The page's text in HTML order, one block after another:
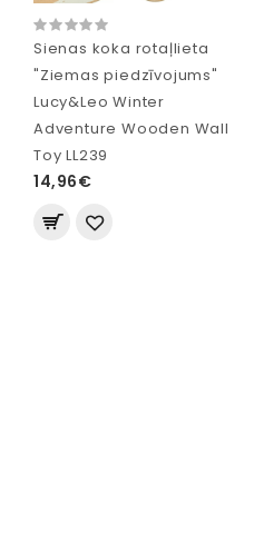
Sienas koka rotaļlieta
"Ziemas piedzīvojums"
Lucy&Leo Winter
Adventure Wooden Wall
Toy LL239
14,96€